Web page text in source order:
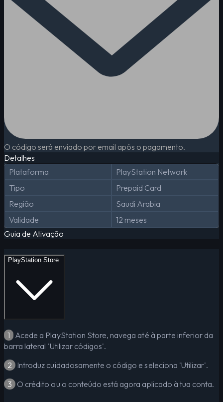
O código será enviado por email após o pagamento.
Detalhes
Plataforma
PlayStation Network
Tipo
Prepaid Card
Região
Saudi Arabia
Validade
12 meses
Guia de Ativação
PlayStation Store
1 Acede a PlayStation Store, navega até à parte inferior da
barra lateral 'Utilizar códigos'.
2 Introduz cuidadosamente o código e seleciona 'Utilizar'.
3 O crédito ou o conteúdo está agora aplicado à tua conta.